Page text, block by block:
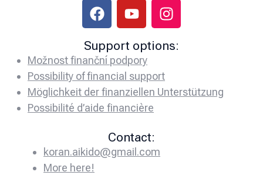
Support options:
Možnost finanční podpory
Possibility of financial support
Möglichkeit der finanziellen Unterstützung
Possibilité d’aide financière
Contact:
koran.aikido@gmail.com
More here!